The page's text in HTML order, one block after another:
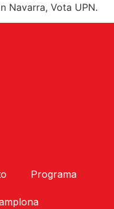
Navarra, Vota UPN.
Programa